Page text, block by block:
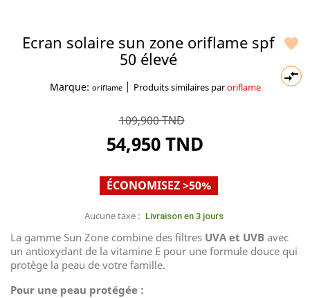


Ecran solaire sun zone oriflame spf
50 élevé
Marque: oriflame | Produits similaires paroriflame
109,900 TND
54,950 TND
ÉCONOMISEZ >50%
Aucune taxe : Livraison en 3 jours
La gamme Sun Zone combine des filtres UVA et UVB avec
un antioxydant de la vitamine E pour une formule douce qui
protège la peau de votre famille.
Pour une peau protégée :